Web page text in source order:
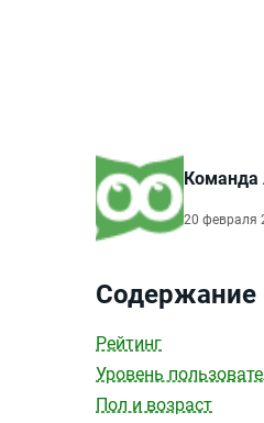
Команда
20 февраля
Содержание
Рейтинг
Уровень
Пол и возраст